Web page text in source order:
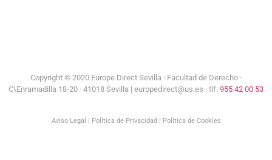
Aviso Legal| Política de Privacidad Política de Cookies